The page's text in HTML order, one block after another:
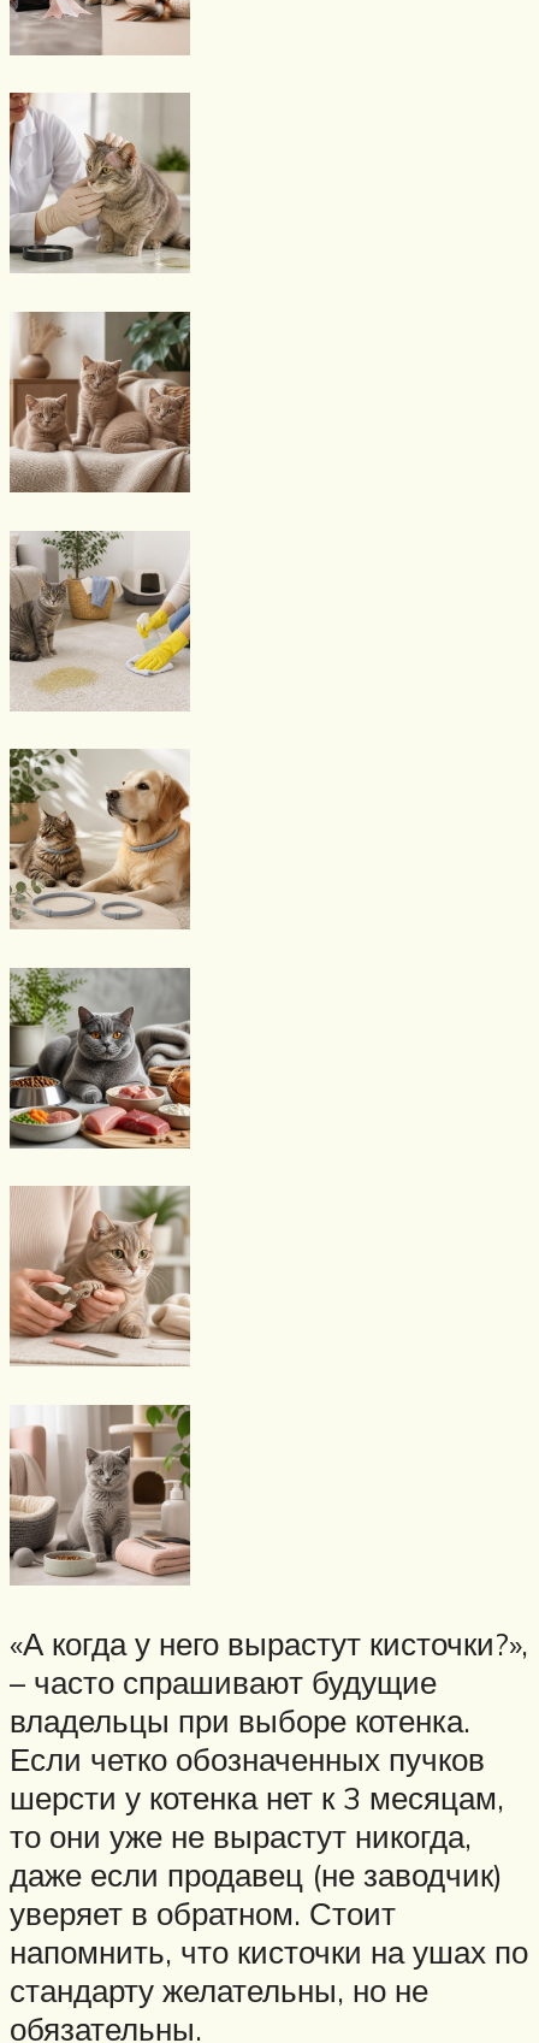
«А когда у него вырастут кисточки?»,
– часто спрашивают будущие
владельцы при выборе котенка.
Если четко обозначенных пучков
шерсти у котенка нет к 3 месяцам,
то они уже не вырастут никогда,
даже если продавец (не заводчик)
уверяет в обратном. Стоит
напомнить, что кисточки на ушах по
стандарту желательны, но не
обязательны.